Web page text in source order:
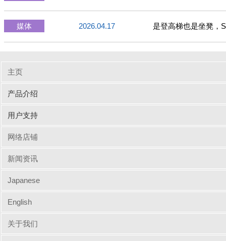
媒体 2026.04.17 是登高梯也是坐凳，
主页
产品介绍
输入周边设备
网线/线缆
电脑配件
手机/平板配件
桌子
椅子
商业办公
用户支持
驱动/说明书下载
Q&A（常见问题）
网络店铺
新闻资讯
Japanese
English
关于我们